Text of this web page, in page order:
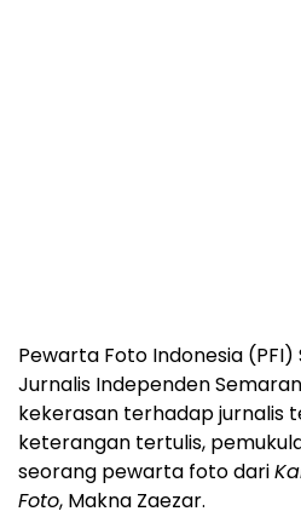
Pewarta Foto Indonesia
Jurnalis Independen
kekerasan terhadap jurnalis
keterangan tertulis,
seorang pewarta foto dari
Foto, Makna Zaezar.